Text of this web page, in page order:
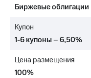
Достижения
Интервью
Биржевые облигации
Купон
1-6 купоны – 6,50%
Цена размещения
100%